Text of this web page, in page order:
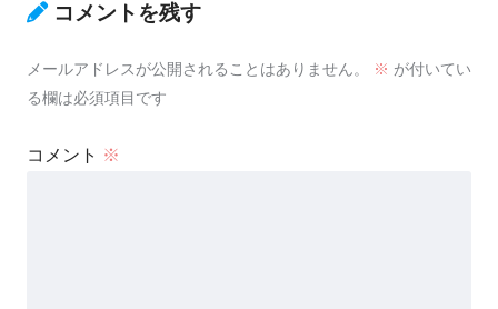
コメントを残す
メールアドレスが公開されることはありません。 ※ が付いてい
る欄は必須項目です
コメント ※